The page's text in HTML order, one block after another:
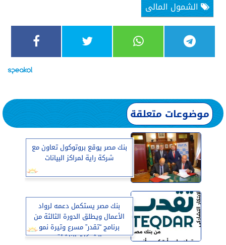
الشمول المالى
موضوعات متعلقة
بنك مصر يوقع بروتوكول تعاون مع
شركة راية لمراكز البيانات
بنك مصر يستكمل دعمه لرواد
الأعمال ويطلق الدورة الثالثة من
برنامج “تقدر” مسرع وتيرة نمو
الشركات الناشئة